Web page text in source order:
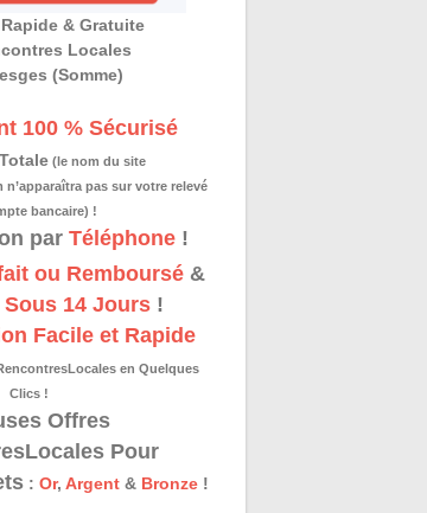
& Gratuite
Locales
(Somme)
100 % Sécurisé
(le nom du site
pas sur votre relevé
bancaire) !
par Téléphone!
ou Remboursé&
14 Jours !
Facile et Rapide
en Quelques
Clics !
Offres
Pour
:Or,Argent & Bronze !